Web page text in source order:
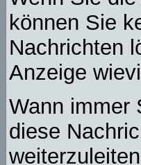
können Sie
Nachrichten
Anzeige
Wann immer
diese